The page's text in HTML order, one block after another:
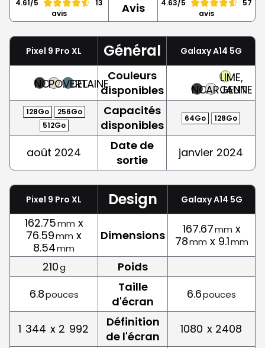
4.61/5
13
avis
Avis 4.63/5
57
avis
Pixel 9 Pro XL Général Galaxy A14 5G
NOIRPORCELAINE
VERT
Couleurs
disponibles
NOIRARGENT
LIME,
JAUNE
128Go
256Go
512Go
Capacités
disponibles
64Go 128Go
août 2024
Date de
sortie
janvier 2024
Pixel 9 Pro XL Design Galaxy A14 5G
162.75mm x
76.59mm x
8.54mm
Dimensions 167.67mm x
78mm x 9.1mm
210g
Poids
6.8pouces
Taille
d'écran
6.6pouces
1 344 x 2 992
Définition
de l'écran
1080 x 2408